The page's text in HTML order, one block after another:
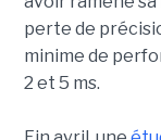
perte de
minime de
2 et 5 ms.